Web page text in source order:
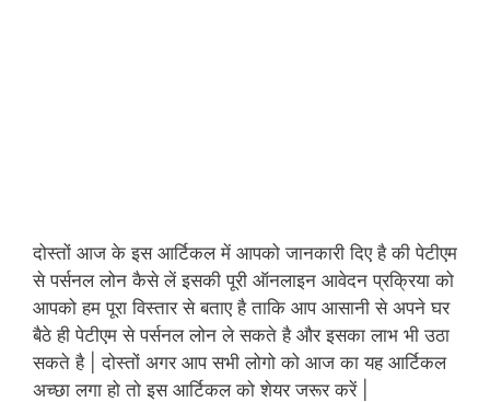
दोस्तों आज के इस आर्टिकल में आपको जानकारी दिए है की पेटीएम
से पर्सनल लोन कैसे लें इसकी पूरी ऑनलाइन आवेदन प्रक्रिया को
आपको हम पूरा विस्तार से बताए है ताकि आप आसानी से अपने घर
बैठे ही पेटीएम से पर्सनल लोन ले सकते है और इसका लाभ भी उठा
सकते है | दोस्तों अगर आप सभी लोगो को आज का यह आर्टिकल
अच्छा लगा हो तो इस आर्टिकल को शेयर जरूर करें |